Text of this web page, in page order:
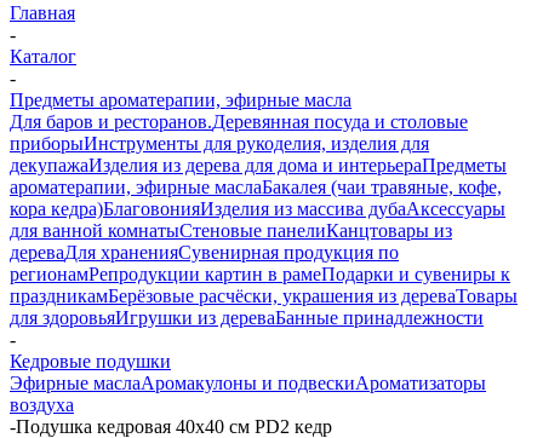
Главная
-
Каталог
-
Предметы ароматерапии, эфирные масла
Для баров и ресторанов.Деревянная посуда и столовые
приборыИнструменты для рукоделия, изделия для
декупажаИзделия из дерева для дома и интерьераПредметы
ароматерапии, эфирные маслаБакалея (чаи травяные, кофе,
кора кедра)БлаговонияИзделия из массива дубаАксессуары
для ванной комнатыСтеновые панелиКанцтовары из
дереваДля храненияСувенирная продукция по
регионамРепродукции картин в рамеПодарки и сувениры к
праздникамБерёзовые расчёски, украшения из дереваТовары
для здоровьяИгрушки из дереваБанные принадлежности
-
Кедровые подушки
Эфирные маслаАромакулоны и подвескиАроматизаторы
воздуха
-Подушка кедровая 40х40 см PD2 кедр